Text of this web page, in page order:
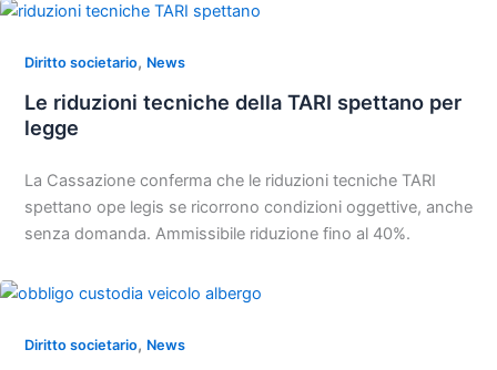
Diritto societario, News
Le riduzioni tecniche della TARI spettano per
legge
La Cassazione conferma che le riduzioni tecniche TARI
spettano ope legis se ricorrono condizioni oggettive, anche
senza domanda. Ammissibile riduzione fino al 40%.
Diritto societario, News